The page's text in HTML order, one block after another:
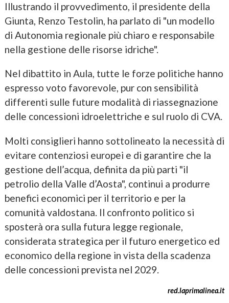
Illustrando il provvedimento, il presidente della
Giunta, Renzo Testolin, ha parlato di "un modello
di Autonomia regionale più chiaro e responsabile
nella gestione delle risorse idriche".
Nel dibattito in Aula, tutte le forze politiche hanno
espresso voto favorevole, pur con sensibilità
differenti sulle future modalità di riassegnazione
delle concessioni idroelettriche e sul ruolo di CVA.
Molti consiglieri hanno sottolineato la necessità di
evitare contenziosi europei e di garantire che la
gestione dell’acqua, definita da più parti "il
petrolio della Valle d’Aosta", continui a produrre
benefici economici per il territorio e per la
comunità valdostana. Il confronto politico si
sposterà ora sulla futura legge regionale,
considerata strategica per il futuro energetico ed
economico della regione in vista della scadenza
delle concessioni prevista nel 2029.
red.laprimalinea.it